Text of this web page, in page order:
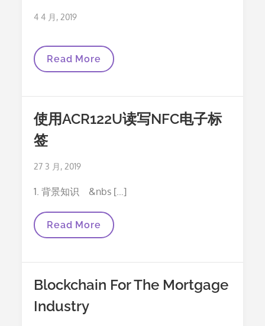
Posted
4 4 月, 2019
[VLOG]
BLACK
黑
大
会
伦
敦
Read More
使用ACR122U读写NFC电子标
签
Posted
27 3 月, 2019
1. 背景知识 &nbs […]
使
用
写
电
标
签
Read More
Blockchain For The Mortgage
Industry